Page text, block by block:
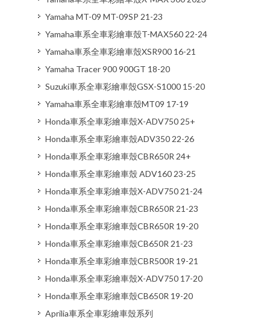
Yamaha MT-09 MT-09SP 21-23
Yamaha車系全車彩繪車殼T-MAX560 22-24
Yamaha車系全車彩繪車殼XSR900 16-21
Yamaha Tracer 900 900GT 18-20
Suzuki車系全車彩繪車殼GSX-S1000 15-20
Yamaha車系全車彩繪車殼MT09 17-19
Honda車系全車彩繪車殼X-ADV750 25+
Honda車系全車彩繪車殼ADV350 22-26
Honda車系全車彩繪車殼CBR650R 24+
Honda車系全車彩繪車殼 ADV160 23-25
Honda車系全車彩繪車殼X-ADV750 21-24
Honda車系全車彩繪車殼CBR650R 21-23
Honda車系全車彩繪車殼CBR650R 19-20
Honda車系全車彩繪車殼CB650R 21-23
Honda車系全車彩繪車殼CBR500R 19-21
Honda車系全車彩繪車殼X-ADV750 17-20
Honda車系全車彩繪車殼CB650R 19-20
Aprilia車系全車彩繪車殼系列